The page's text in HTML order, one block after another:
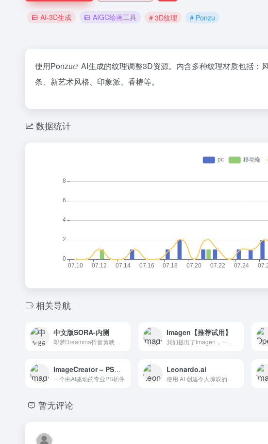
AI-3D生成 AIGC绘画工具 # 3D纹理 # Ponzu
使用Ponzu
AI生成的纹理调整3D资源。内含多种纹理材质包括：
条、新艺术风格、印象派、香椿等。
数据统计
相关导航
中文版SORA-内测 Imagen【推荐试用】
我们提出了Imagen，一个文本到图像的扩散模型，具有前所未有的写实主义程度和深度的语言理解。
ImageCreator – PS插件
一个由AI驱动的专业PS插件
Leonardo.ai
暂无评论